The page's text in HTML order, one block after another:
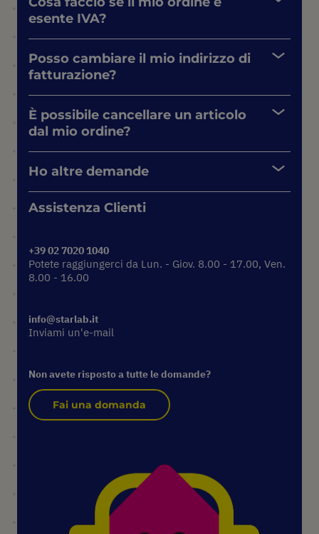
esente IVA?
Posso cambiare il mio indirizzo di
fatturazione?
È possibile cancellare un articolo
dal mio ordine?
Ho altre demande
Assistenza Clienti
+39 02 7020 1040
Potete raggiungerci da Lun. - Giov. 8.00 - 17.00, Ven.
8.00 - 16.00
info@starlab.it
Inviami un'e-mail
Non avete risposto a tutte le domande?
Fai una domanda